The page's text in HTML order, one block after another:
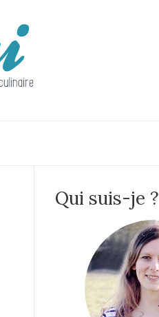
Qui suis-je ?